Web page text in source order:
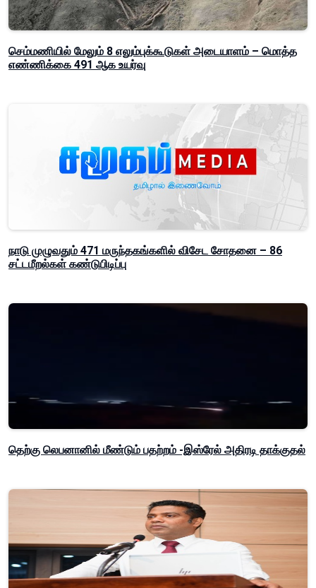
செம்மணியில் மேலும் 8 எலும்புக்கூடுகள் அடையாளம் – மொத்த
எண்ணிக்கை 491 ஆக உயர்வு
நாடு முழுவதும் 471 மருந்தகங்களில் விசேட சோதனை – 86
சட்டமீறல்கள் கண்டுபிடிப்பு
தெற்கு லெபனானில் மீண்டும் பதற்றம் -இஸ்ரேல் அதிரடி தாக்குதல்